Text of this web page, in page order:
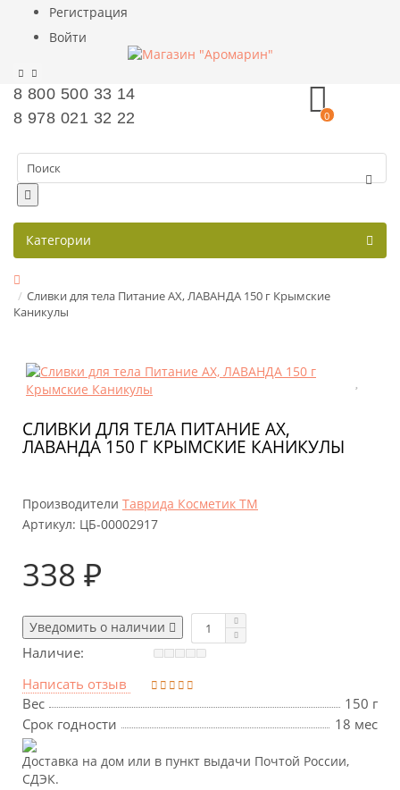
Регистрация
Войти
8 800 500 33 14
8 978 021 32 22
0
Категории
Сливки для тела Питание АХ, ЛАВАНДА 150 г Крымские
Каникулы
СЛИВКИ ДЛЯ ТЕЛА ПИТАНИЕ АХ,
ЛАВАНДА 150 Г КРЫМСКИЕ КАНИКУЛЫ
Производители Таврида Косметик ТМ
Артикул: ЦБ-00002917
338 ₽
Уведомить о наличии
Наличие:
Написать отзыв
Вес
150 г
Срок годности
18 мес
Доставка на дом или в пункт выдачи Почтой России,
СДЭК.